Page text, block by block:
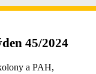
45/2024
a PAH,